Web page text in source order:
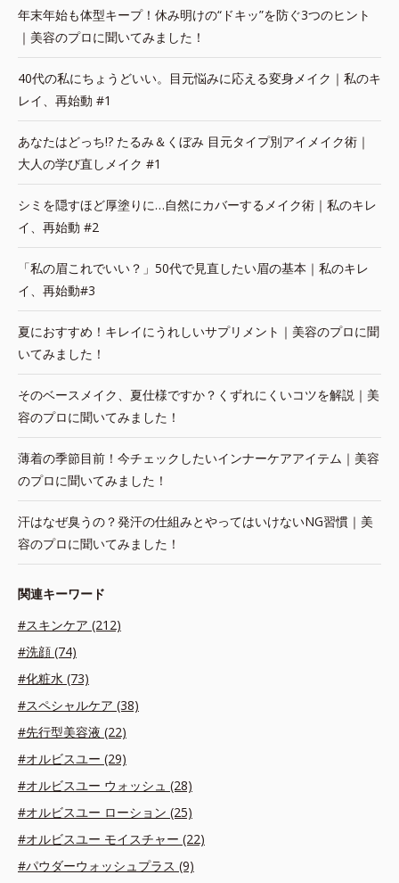
年末年始も体型キープ！休み明けの“ドキッ”を防ぐ3つのヒント
｜美容のプロに聞いてみました！
40代の私にちょうどいい。目元悩みに応える変身メイク｜私のキ
レイ、再始動 #1
あなたはどっち!? たるみ＆くぼみ 目元タイプ別アイメイク術｜
大人の学び直しメイク #1
シミを隠すほど厚塗りに…自然にカバーするメイク術｜私のキレ
イ、再始動 #2
「私の眉これでいい？」50代で見直したい眉の基本｜私のキレ
イ、再始動#3
夏におすすめ！キレイにうれしいサプリメント｜美容のプロに聞
いてみました！
そのベースメイク、夏仕様ですか？くずれにくいコツを解説｜美
容のプロに聞いてみました！
薄着の季節目前！今チェックしたいインナーケアアイテム｜美容
のプロに聞いてみました！
汗はなぜ臭うの？発汗の仕組みとやってはいけないNG習慣｜美
容のプロに聞いてみました！
関連キーワード
#スキンケア (212)
#洗顔 (74)
#化粧水 (73)
#スペシャルケア (38)
#先行型美容液 (22)
#オルビスユー (29)
#オルビスユー ウォッシュ (28)
#オルビスユー ローション (25)
#オルビスユー モイスチャー (22)
#パウダーウォッシュプラス (9)